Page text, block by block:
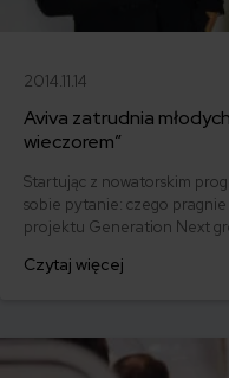
2014.11.14
Aviva zatrudnia
wieczorem”
Startując z nowatorskim
sobie pytanie: czego pragnie
projektu Generation Next
Czytaj więcej